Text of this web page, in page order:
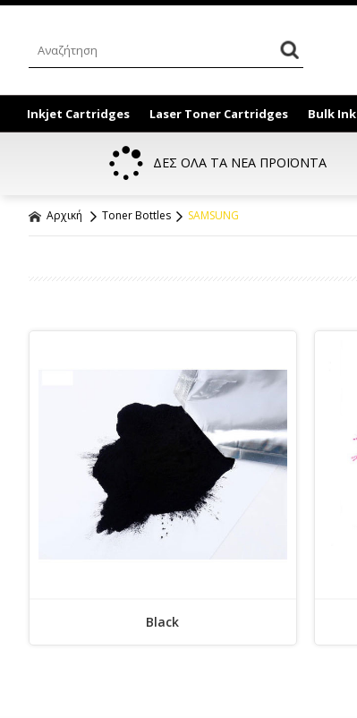
Inkjet Cartridges Laser Toner Cartridges Bulk Ink
ΔΕΣ ΟΛΑ ΤΑ ΝΕΑ ΠΡΟΪΟΝΤΑ
Αρχική Toner Bottles SAMSUNG
Black